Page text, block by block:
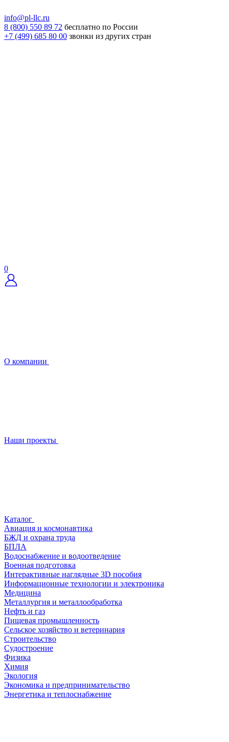
info@pl-llc.ru
8 (800) 550 89 72 бесплатно по России
+7 (499) 685 80 00 звонки из других стран
0
О компании
Наши проекты
Каталог
Авиация и космонавтика
БЖД и охрана труда
БПЛА
Водоснабжение и водоотведение
Военная подготовка
Интерактивные наглядные 3D пособия
Информационные технологии и электроника
Медицина
Металлургия и металлообработка
Нефть и газ
Пищевая промышленность
Сельское хозяйство и ветеринария
Строительство
Судостроение
Физика
Химия
Экология
Экономика и предпринимательство
Энергетика и теплоснабжение